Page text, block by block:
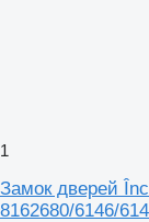
1
Замок дверей
8162680/6146/